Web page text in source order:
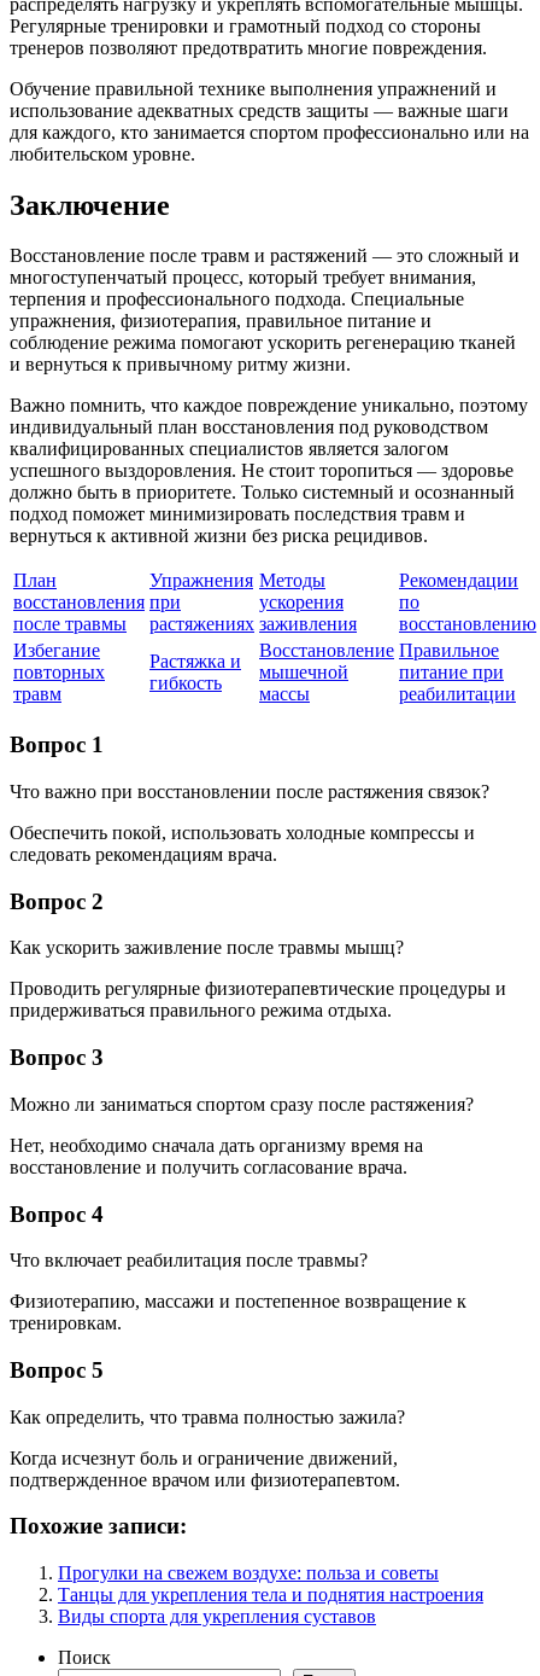
Регулярные тренировки и грамотный подход со стороны
тренеров позволяют предотвратить многие повреждения.
Обучение правильной технике выполнения упражнений и
использование адекватных средств защиты — важные шаги
для каждого, кто занимается спортом профессионально или на
любительском уровне.
Заключение
Восстановление после травм и растяжений — это сложный и
многоступенчатый процесс, который требует внимания,
терпения и профессионального подхода. Специальные
упражнения, физиотерапия, правильное питание и
соблюдение режима помогают ускорить регенерацию тканей
и вернуться к привычному ритму жизни.
Важно помнить, что каждое повреждение уникально, поэтому
индивидуальный план восстановления под руководством
квалифицированных специалистов является залогом
успешного выздоровления. Не стоит торопиться — здоровье
должно быть в приоритете. Только системный и осознанный
подход поможет минимизировать последствия травм и
вернуться к активной жизни без риска рецидивов.
План
восстановления
после травмы
Упражнения
при
растяжениях
Методы
ускорения
заживления
Рекомендации
по
восстановлению
Избегание
повторных
травм
Растяжка и
гибкость
Восстановление
мышечной
массы
Правильное
питание при
реабилитации
Вопрос 1
Что важно при восстановлении после растяжения связок?
Обеспечить покой, использовать холодные компрессы и
следовать рекомендациям врача.
Вопрос 2
Как ускорить заживление после травмы мышц?
Проводить регулярные физиотерапевтические процедуры и
придерживаться правильного режима отдыха.
Вопрос 3
Можно ли заниматься спортом сразу после растяжения?
Нет, необходимо сначала дать организму время на
восстановление и получить согласование врача.
Вопрос 4
Что включает реабилитация после травмы?
Физиотерапию, массажи и постепенное возвращение к
тренировкам.
Вопрос 5
Как определить, что травма полностью зажила?
Когда исчезнут боль и ограничение движений,
подтвержденное врачом или физиотерапевтом.
Похожие записи:
Прогулки на свежем воздухе: польза и советы
Танцы для укрепления тела и поднятия настроения
Виды спорта для укрепления суставов
Поиск